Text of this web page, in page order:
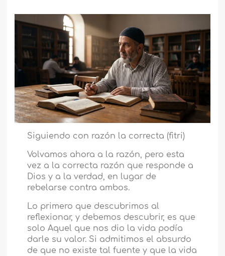
Siguiendo con razón la correcta (fitri)
Volvamos ahora a la razón, pero esta
vez a la correcta razón que responde a
Dios y a la verdad, en lugar de
rebelarse contra ambos.
Lo primero que descubrimos al
reflexionar, y debemos descubrir, es que
solo Aquel que nos dio la vida podía
darle su valor. Si admitimos el absurdo
de que no existe tal fuente y que la vida